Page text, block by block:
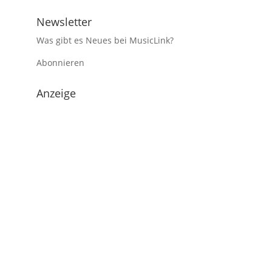
Newsletter
Was gibt es Neues bei MusicLink?
Abonnieren
Anzeige